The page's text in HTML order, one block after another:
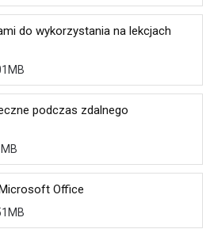
do wykorzystania na lekcjach
podczas zdalnego
Office